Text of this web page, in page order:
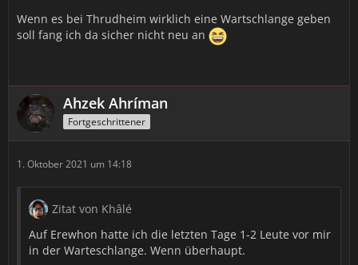
Wenn es bei Thrudheim wirklich eine Wartschlange geben
soll fang ich da sicher nicht neu an
Ahzek Ahríman
Fortgeschrittener
1. Oktober 2021 um 14:18
Zitat von Khâlé
Auf Erewhon hatte ich die letzten Tage 1-2 Leute vor mir
in der Warteschlange. Wenn überhaupt.